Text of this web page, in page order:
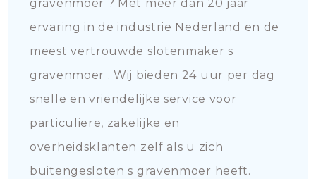
gravenmoer ? Met meer dan 20 jaar
ervaring in de industrie Nederland en de
meest vertrouwde slotenmaker s
gravenmoer . Wij bieden 24 uur per dag
snelle en vriendelijke service voor
particuliere, zakelijke en
overheidsklanten zelf als u zich
buitengesloten s gravenmoer heeft.